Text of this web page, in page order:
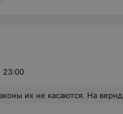
23:00
На вернде приносят гостям пепельницы, поэтому если вы